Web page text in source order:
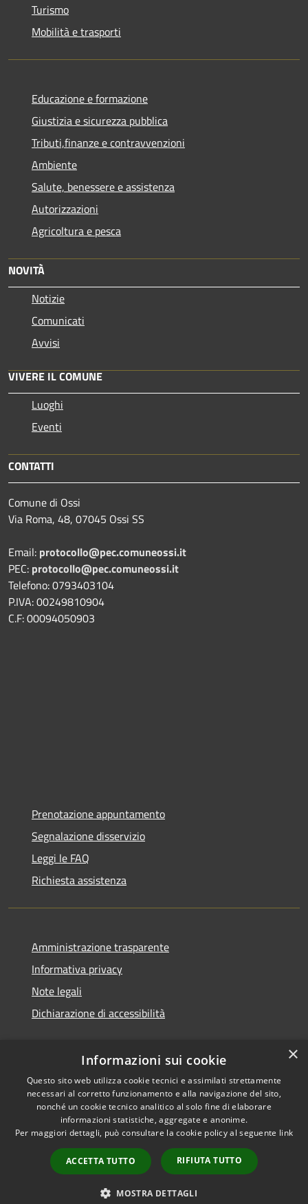
Turismo
Mobilità e trasporti
Educazione e formazione
Giustizia e sicurezza pubblica
Tributi,finanze e contravvenzioni
Ambiente
Salute, benessere e assistenza
Autorizzazioni
Agricoltura e pesca
NOVITÀ
Notizie
Comunicati
Avvisi
VIVERE IL COMUNE
Luoghi
Eventi
CONTATTI
Comune di Ossi
Via Roma, 48, 07045 Ossi SS
Email: protocollo@pec.comuneossi.it
PEC: protocollo@pec.comuneossi.it
Telefono: 0793403104
P.IVA: 00249810904
C.F: 00094050903
Prenotazione appuntamento
Segnalazione disservizio
Leggi le FAQ
Richiesta assistenza
Amministrazione trasparente
Informativa privacy
Note legali
Dichiarazione di accessibilità
RSS
Accessibilità
Copyright © 2026 • Comune di
Ossi • Powered by
Municipium•
Accesso
redazione
×
Informazioni sui cookie
Questo sito web utilizza cookie tecnici e assimilati strettamente
necessari al corretto funzionamento e alla navigazione del sito,
nonché un cookie tecnico analitico al solo fine di elaborare
informazioni statistiche, aggregate e anonime.
Per maggiori dettagli, può consultare la cookie policy al seguente link
ACCETTA TUTTO RIFIUTA TUTTO
MOSTRA DETTAGLI